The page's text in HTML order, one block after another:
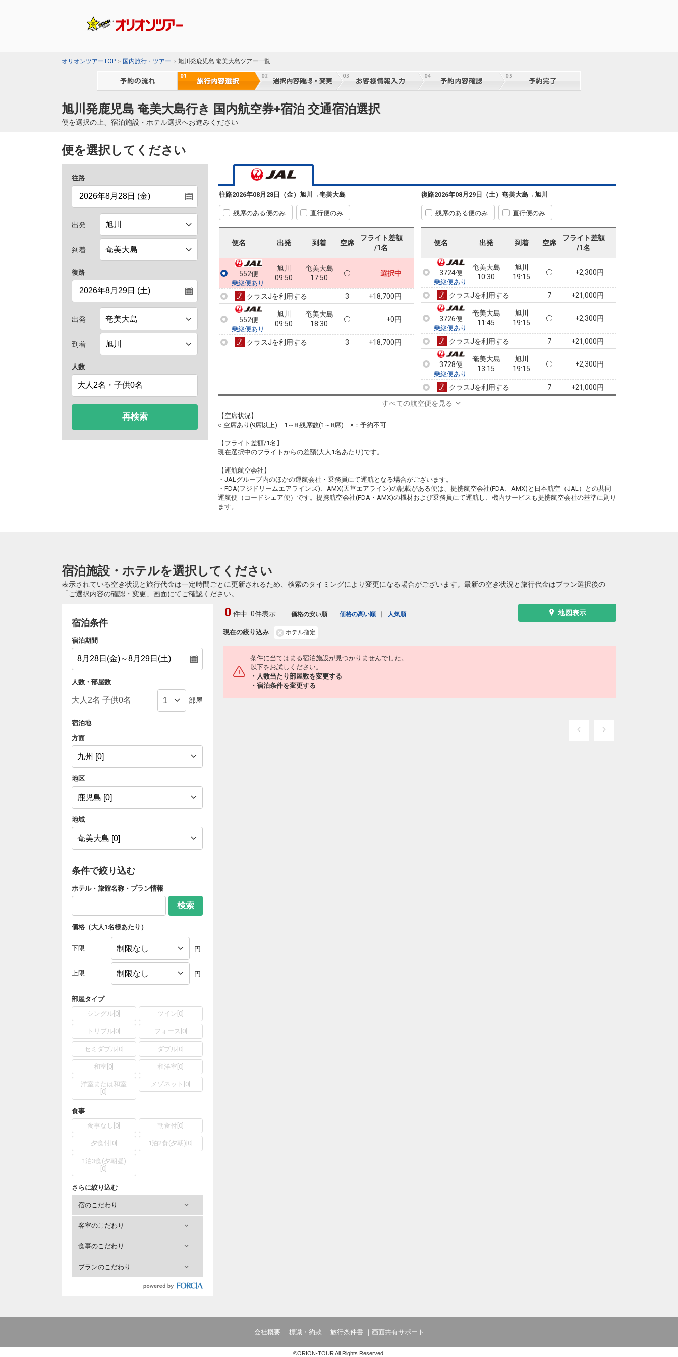
オリオンツアーTOP 国内旅行・ツアー 旭川発鹿児島 奄美大島ツアー一覧
旭川発鹿児島 奄美大島行き 国内航空券+宿泊 交通宿泊選択
便を選択の上、宿泊施設・ホテル選択へお進みください
便を選択してください
往路
出発
到着
復路
出発
到着
人数
再検索
往路2026年08月28日（金） 旭川 →奄美大島
残席のある便のみ 直行便のみ
便名 出発 到着 空席
フライト差額
/1名
552便
乗継便あり
旭川
09:50
奄美大島
17:50
選択中
クラスJを利用する 3 +18,700円
552便
乗継便あり
旭川
09:50
奄美大島
18:30
+0円
クラスJを利用する 3 +18,700円
復路2026年08月29日（土） 奄美大島 →旭川
残席のある便のみ 直行便のみ
便名 出発 到着 空席
フライト差額
/1名
乗継便あり
08:45
15:40
4
3724便
奄美大島
10:30
旭川
19:15
選択中
+18,700円
3724便
乗継便あり
奄美大島
10:30
旭川
19:15
+2,300円
クラスJを利用する 7 +21,000円
3726便
乗継便あり
奄美大島
11:45
旭川
19:15
+2,300円
クラスJを利用する 7 +21,000円
3728便
乗継便あり
奄美大島
13:15
旭川
19:15
+2,300円
クラスJを利用する 7 +21,000円
すべての航空便を見る
【空席状況】
○:空席あり(9席以上) 1～8:残席数(1～8席) ×：予約不可
【フライト差額/1名】
現在選択中のフライトからの差額(大人1名あたり)です。
【運航航空会社】
・JALグループ内のほかの運航会社・乗務員にて運航となる場合がございます。
・FDA(フジドリームエアラインズ)、AMX(天草エアライン)の記載がある便は、提携航空会社(FDA、AMX)と日本航空（JAL）との共同
運航便（コードシェア便）です。提携航空会社(FDA・AMX)の機材および乗務員にて運航し、機内サービスも提携航空会社の基準に則り
ます。
宿泊施設・ホテルを選択してください
表示されている空き状況と旅行代金は一定時間ごとに更新されるため、検索のタイミングにより変更になる場合がございます。最新の空き状況と旅行代金はプラン選択後の
「ご選択内容の確認・変更」画面にてご確認ください。
宿泊条件
宿泊期間
人数・部屋数
部屋
宿泊地
方面
地区
地域
条件で絞り込む
ホテル・旅館名称・プラン情報
検索
価格（大人1名様あたり）
下限 円
上限 円
部屋タイプ
シングル 0 ツイン 0
トリプル 0 フォース 0]
セミダブル[ 0] ダブル 0
和室 0 和洋室 0
洋室または和室
0
メゾネット 0
食事
食事なし 0 朝食付 0
夕食付 0] 1泊2食(夕朝) 0
1泊3食(夕朝昼)
0
さらに絞り込む
宿のこだわり
客室のこだわり
食事のこだわり
プランのこだわり
地図表示
現在の絞り込み ホテル指定
0 件中 0件表示 価格の安い順 価格の高い順 人気順
条件に当てはまる宿泊施設が見つかりませんでした。
以下をお試しください。
・人数当たり部屋数を変更する
・宿泊条件を変更する
会社概要 標識・約款 旅行条件書 画面共有サポート
©ORION-TOUR All Rights Reserved.